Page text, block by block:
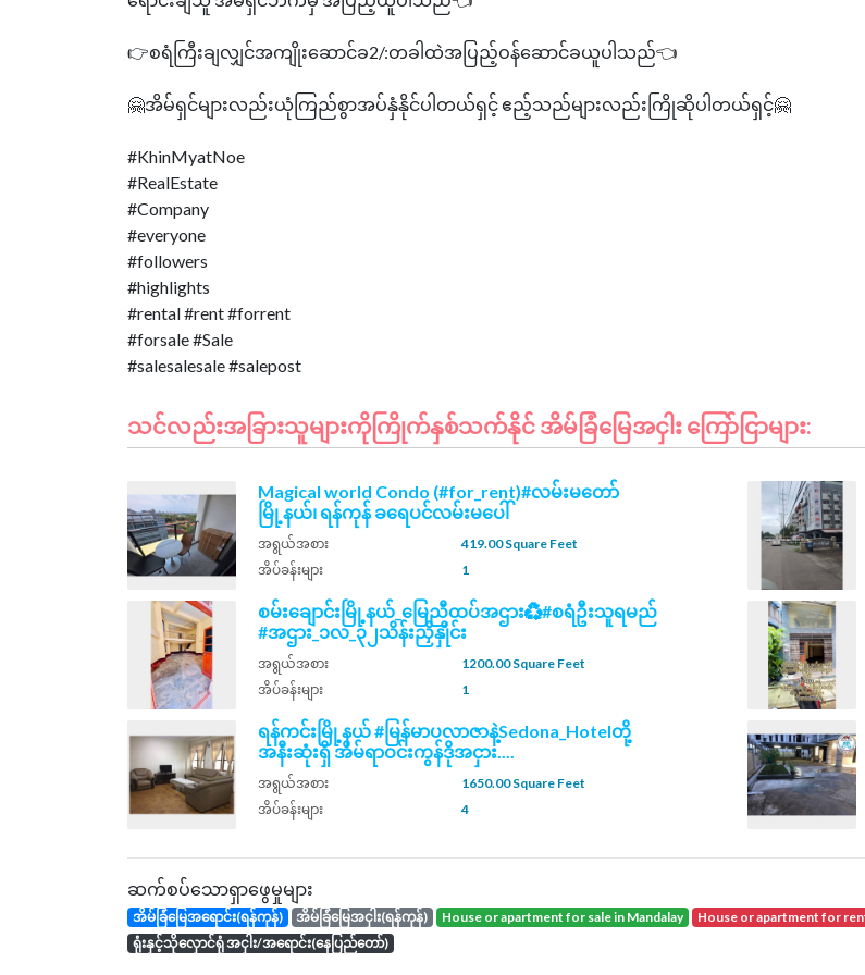
👉စရံကြီးချလျှင်အကျိုးဆောင်ခ2/:တခါထဲအပြည့်ဝန်ဆောင်ခယူပါသည်👈
🤗အိမ်ရှင်များလည်းယုံကြည်စွာအပ်နှံနိုင်ပါတယ်ရှင့် ဧည့်သည်များလည်းကြိုဆိုပါတယ်ရှင့်🤗
#KhinMyatNoe
#RealEstate
#Company
#everyone
#followers
#highlights
#rental #rent #forrent
#forsale #Sale
သင်လည်းအခြားသူများကိုကြိုက်နှစ်သက်နိုင် အိမ်ခြံမြေအငှါး ကြော်ငြာများ:
Magical world Condo (#for_rent)#လမ်းမတော်
မြို့နယ်၊ ရန်ကုန် ခရေပင်လမ်းမပေါ်
အရွယ်အစား
419.00 Square Feet
အိပ်ခန်းများ
1
စမ်းချောင်းမြို့နယ်_မြေညီထပ်အဌား♻️#စရံဦးသူရမည်
#အဌား_၁လ_၃၂သိန်းညှိနှိုင်း
အရွယ်အစား
1200.00 Square Feet
အိပ်ခန်းများ
1
ရန်ကင်းမြို့နယ် #မြန်မာပလာဇာနဲ့Sedona_Hotelတို့
အနီးဆုံးရှိ အိမ်ရာဝင်းကွန်ဒိုအငှား....
အရွယ်အစား
1650.00 Square Feet
အိပ်ခန်းများ
4
ဆက်စပ်သောရှာဖွေမှုများ
အိမ်ခြံမြေအရောင်း(ရန်ကုန်) အိမ်ခြံမြေအငှါး(ရန်ကုန်) house or apartment for sale in Mandalay house or apartment for
ရုံးနှင့်သိုလှောင်ရုံ အငှါး/အရောင်း(နေပြည်တော်)